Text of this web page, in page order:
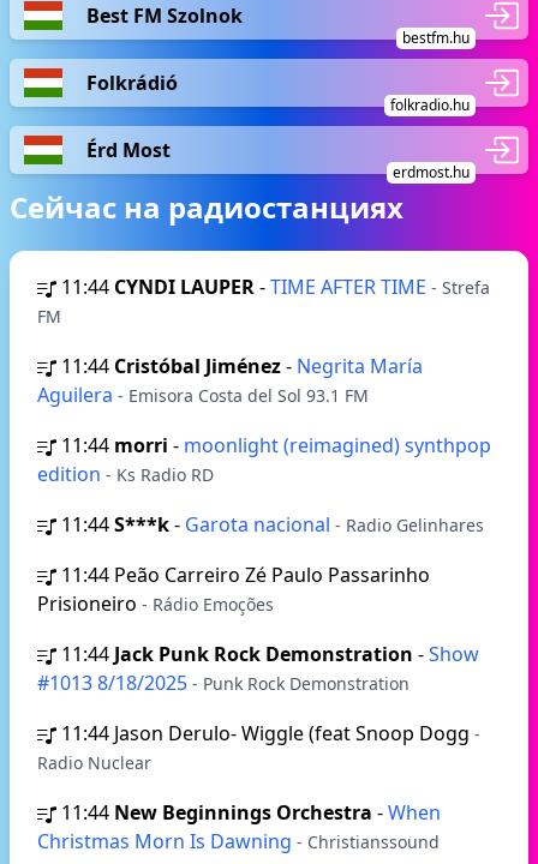
Best FM Szolnok
bestfm.hu
Folkrádió
folkradio.hu
Érd Most
erdmost.hu
Сейчас на радиостанциях
11:44 CYNDI LAUPER-TIME AFTER TIME - Strefa
FM
11:44 Cristóbal Jiménez- Negrita María
Aguilera - Emisora Costa del Sol 93.1 FM
11:44 morri - moonlight (reimagined) synthpop
edition - Ks Radio RD
11:44S***k- Garota nacional - Radio Gelinhares
11:44 Peão Carreiro Zé Paulo Passarinho
Prisioneiro - Rádio Emoções
11:44 Jack Punk Rock Demonstration -Show
#1013 8/18/2025 - Punk Rock Demonstration
11:44 Jason Derulo- Wiggle (feat Snoop Dogg -
Radio Nuclear
11:44 New Beginnings Orchestra -When
Christmas Morn Is Dawning - Christianssound